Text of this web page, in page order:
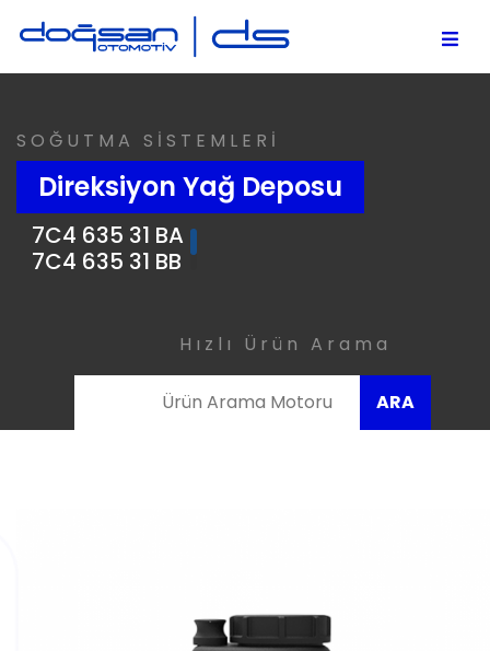
SOĞUTMA SİSTEMLERİ
Direksiyon Yağ Deposu
7C4 635 31 BA
7C4 635 31 BB
Hızlı Ürün Arama
ARA